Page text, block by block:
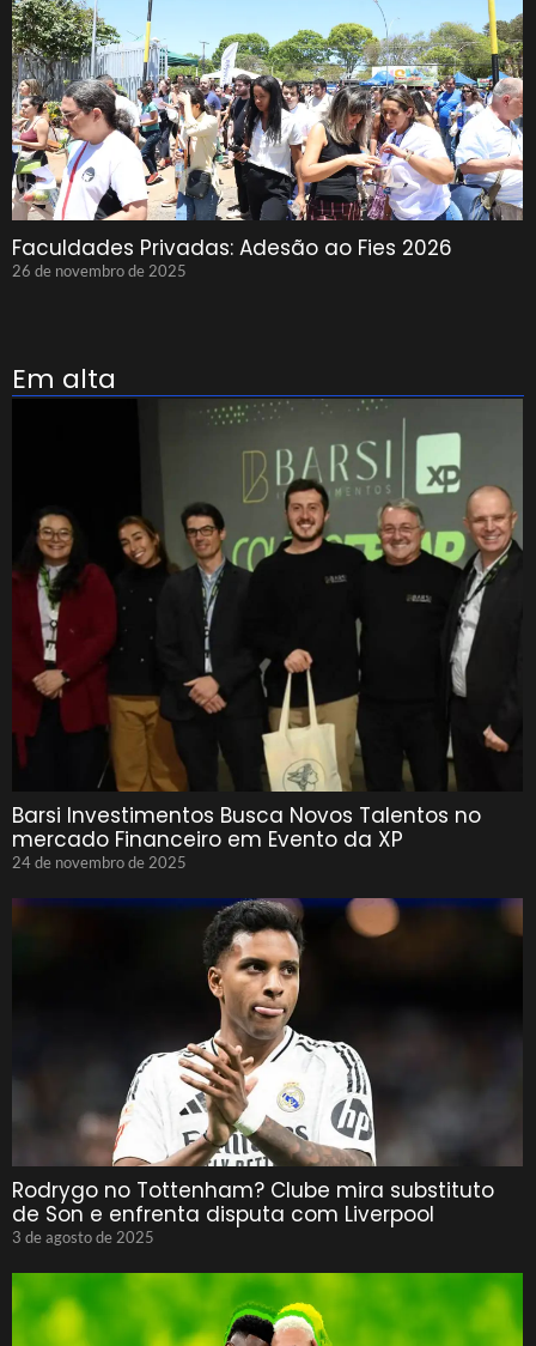
Faculdades Privadas: Adesão ao Fies 2026
26 de novembro de 2025
Em alta
Barsi Investimentos Busca Novos Talentos no
mercado Financeiro em Evento da XP
24 de novembro de 2025
Rodrygo no Tottenham? Clube mira substituto
de Son e enfrenta disputa com Liverpool
3 de agosto de 2025